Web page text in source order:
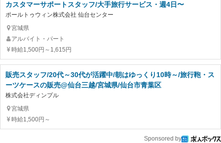
カスタマーサポートスタッフ/大手旅行サービス・週4日〜
ポールトゥウィン株式会社 仙台センター
宮城県
アルバイト・パート
時給1,500円～1,615円
販売スタッフ/20代～30代が活躍中/朝はゆっくり10時～/旅行鞄・ス
ーツケースの販売@仙台三越/宮城県/仙台市青葉区
株式会社ディンプル
宮城県
時給1,500円～
Sponsored by